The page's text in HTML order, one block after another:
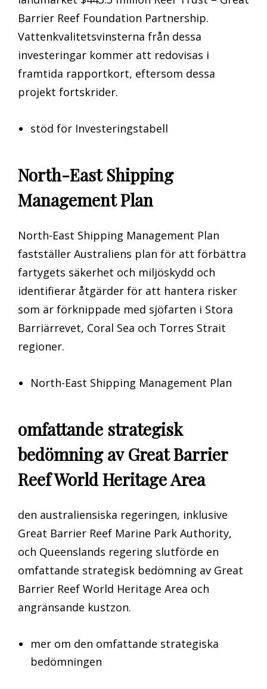
Barrier Reef Foundation Partnership.
Vattenkvalitetsvinsterna från dessa
investeringar kommer att redovisas i
framtida rapportkort, eftersom dessa
projekt fortskrider.
stöd för Investeringstabell
North-East Shipping
Management Plan
North-East Shipping Management Plan
fastställer Australiens plan för att förbättra
fartygets säkerhet och miljöskydd och
identifierar åtgärder för att hantera risker
som är förknippade med sjöfarten i Stora
Barriärrevet, Coral Sea och Torres Strait
regioner.
North-East Shipping Management Plan
omfattande strategisk
bedömning av Great Barrier
Reef World Heritage Area
den australiensiska regeringen, inklusive
Great Barrier Reef Marine Park Authority,
och Queenslands regering slutförde en
omfattande strategisk bedömning av Great
Barrier Reef World Heritage Area och
angränsande kustzon.
mer om den omfattande strategiska
bedömningen